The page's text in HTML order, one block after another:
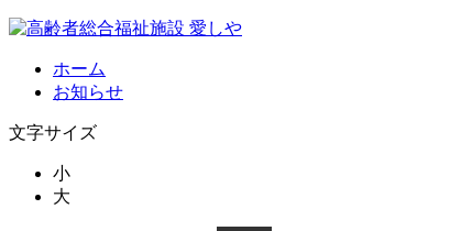
ホーム
お知らせ
文字サイズ
小
大